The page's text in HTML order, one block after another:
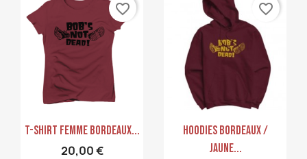
Aperçu rapide
T-Shirt Femme Bordeaux...
20,00 €
favorite_border
Aperçu rapide
Hoodies Bordeaux /
Jaune...
favorite_border